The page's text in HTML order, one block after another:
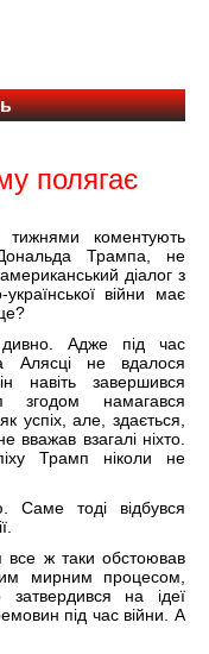
полягає
тижнями коментують
Дональда Трампа, не
діалог з
війни має
Адже під час
Алясці не вдалося
навіть завершився
намагався
успіх, але, здається,
вважав взагалі ніхто.
Трамп ніколи не
Саме тоді відбувся
ж таки обстоював
мирним процесом,
на ідеї
під час війни. А